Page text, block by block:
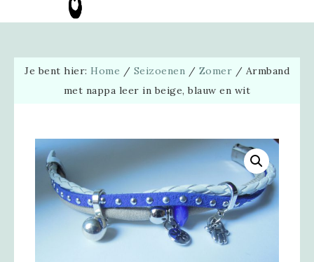
Je bent hier: Home / Seizoenen / Zomer / Armband
met nappa leer in beige, blauw en wit